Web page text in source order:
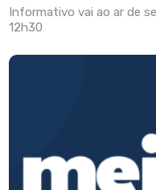
Informativo vai ao ar de
12h30